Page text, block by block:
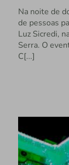
Na noite de
de pessoas
Luz Sicredi,
Serra. O
C[...]